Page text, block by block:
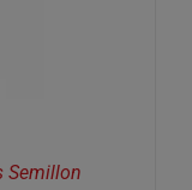
Semillon